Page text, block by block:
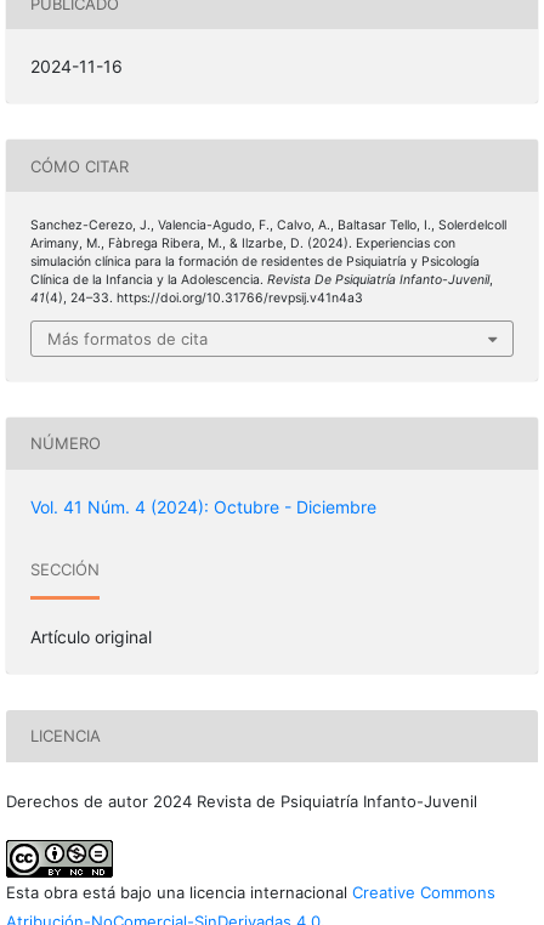
2024-11-16
CÓMO CITAR
Sanchez-Cerezo, J., Valencia-Agudo, F., Calvo, A., Baltasar Tello, I., Solerdelcoll
Arimany, M., Fàbrega Ribera, M., & Ilzarbe, D. (2024). Experiencias con
simulación clínica para la formación de residentes de Psiquiatría y Psicología
Clínica de la Infancia y la Adolescencia. Revista De Psiquiatría Infanto-Juvenil,
41(4), 24–33. https://doi.org/10.31766/revpsij.v41n4a3
Más formatos de cita
NÚMERO
Vol. 41 Núm. 4 (2024): Octubre - Diciembre
SECCIÓN
Artículo original
LICENCIA
Derechos de autor 2024 Revista de Psiquiatría Infanto-Juvenil
Esta obra está bajo una licencia internacional Creative Commons
Atribución-NoComercial-SinDerivadas 4.0.